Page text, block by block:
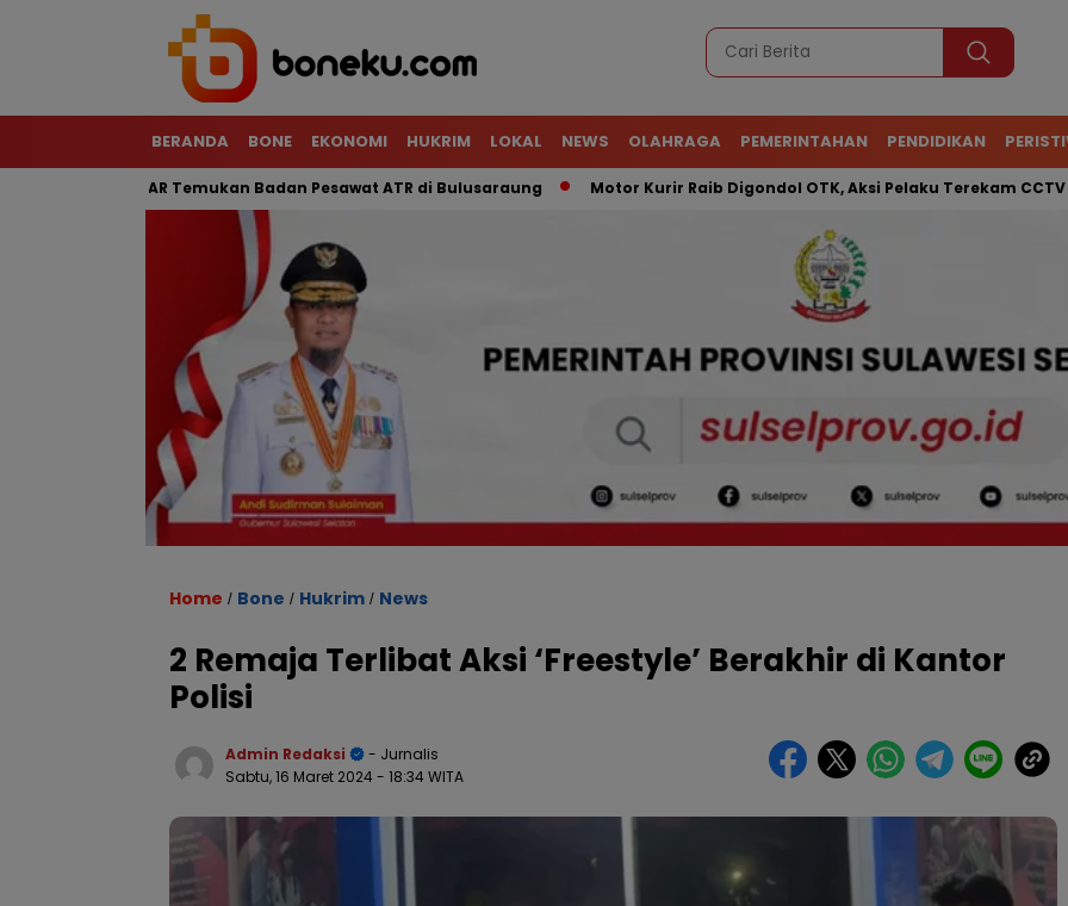
BERANDA BONE EKONOMI HUKRIM LOKAL NEWS OLAHRAGA PEMERINTAHAN PENDIDIKAN
Tim SAR Temukan Badan Pesawat ATR di Bulusaraung Motor Kurir Raib Digondol OTK, Aksi Pelaku Terekam CCTV
Home / Bone / Hukrim / News
2 Remaja Terlibat Aksi ‘Freestyle’ Berakhir di Kantor
Polisi
Admin Redaksi
- Jurnalis
Sabtu, 16 Maret 2024 - 18:34 WITA